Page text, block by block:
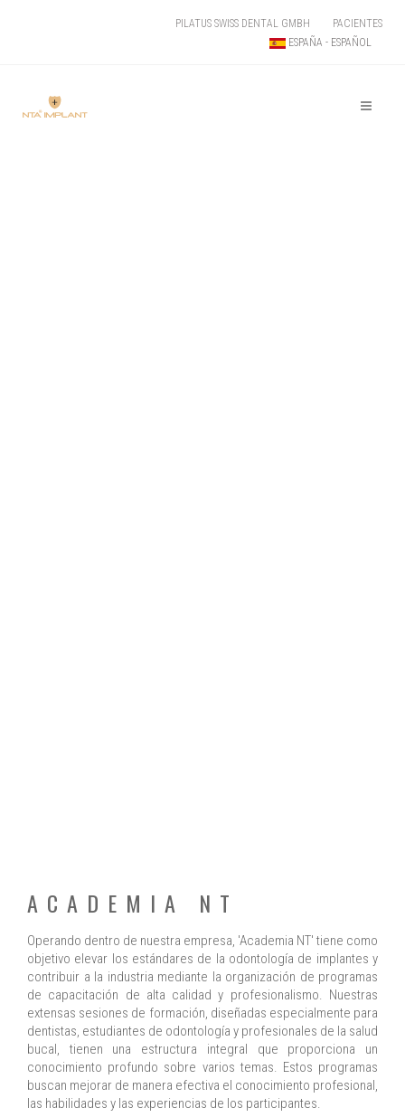
PACIENTES
PILATUS SWISS DENTAL GMBH
ESPAÑA - ESPAÑOL
ACADEMIA NT
Operando dentro de nuestra empresa, 'Academia NT' tiene como
objetivo elevar los estándares de la odontología de implantes y
contribuir a la industria mediante la organización de programas
de capacitación de alta calidad y profesionalismo. Nuestras
extensas sesiones de formación, diseñadas especialmente para
dentistas, estudiantes de odontología y profesionales de la salud
bucal, tienen una estructura integral que proporciona un
conocimiento profundo sobre varios temas. Estos programas
buscan mejorar de manera efectiva el conocimiento profesional,
las habilidades y las experiencias de los participantes.